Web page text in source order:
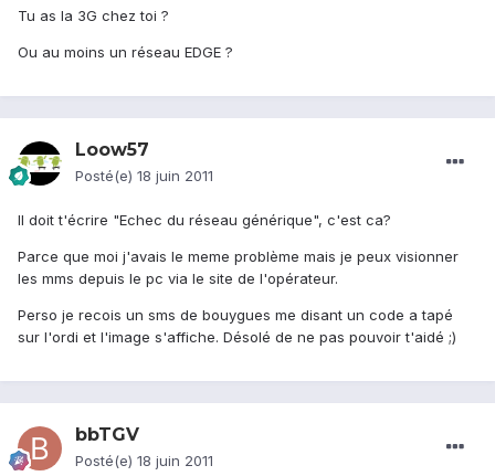
Tu as la 3G chez toi ?
Ou au moins un réseau EDGE ?
Loow57
Posté(e) 18 juin 2011
Il doit t'écrire "Echec du réseau générique", c'est ca?
Parce que moi j'avais le meme problème mais je peux visionner
les mms depuis le pc via le site de l'opérateur.
Perso je recois un sms de bouygues me disant un code a tapé
sur l'ordi et l'image s'affiche. Désolé de ne pas pouvoir t'aidé ;)
bbTGV
Posté(e) 18 juin 2011